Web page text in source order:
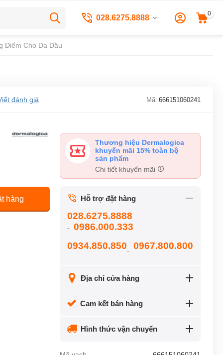
028.6275.8888 0
Điểm Cho Da Dầu
đánh giá Mã: 666151060241
hàng
Thương hiệu Dermalogica
khuyến mãi 15% toàn bộ
sản phẩm
Chi tiết khuyến mãi
Hỗ trợ đặt hàng
028.6275.8888
- 0986.000.333
0934.850.850- 0967.800.800
Địa chỉ cửa hàng
Cam kết bán hàng
Hình thức vận chuyển